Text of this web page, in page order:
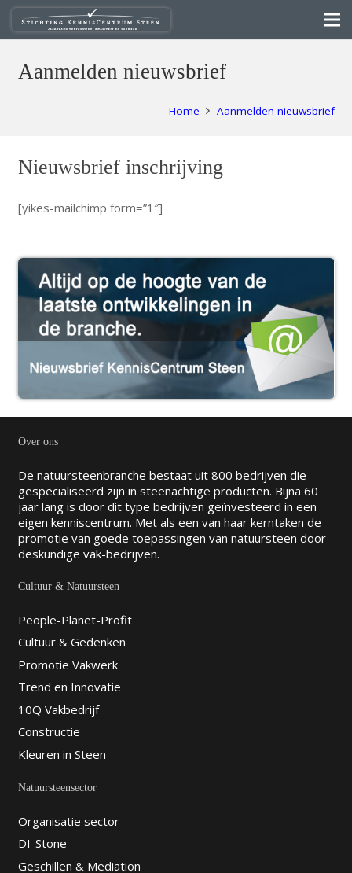
Aanmelden nieuwsbrief
Home Aanmelden nieuwsbrief
Nieuwsbrief inschrijving
[yikes-mailchimp form=”1″]
Over ons
De natuursteenbranche bestaat uit 800 bedrijven die
gespecialiseerd zijn in steenachtige producten. Bijna 60
jaar lang is door dit type bedrijven geïnvesteerd in een
eigen kenniscentrum. Met als een van haar kerntaken de
promotie van goede toepassingen van natuursteen door
deskundige vak-bedrijven.
Cultuur & Natuursteen
People-Planet-Profit
Cultuur & Gedenken
Promotie Vakwerk
Trend en Innovatie
10Q Vakbedrijf
Constructie
Kleuren in Steen
Natuursteensector
Organisatie sector
DI-Stone
Geschillen & Mediation